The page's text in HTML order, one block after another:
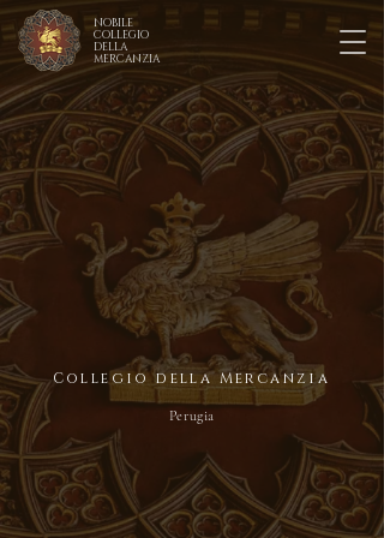
NOBILE
COLLEGIO
DELLA
MERCANZIA
Collegio della Mercanzia
Perugia